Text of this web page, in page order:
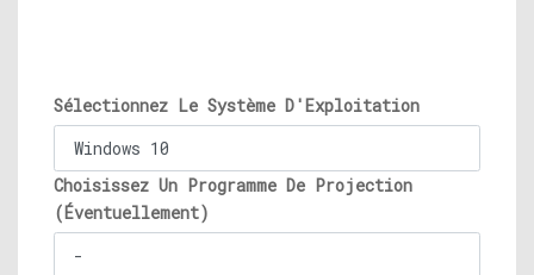
Sélectionnez Le Système D'Exploitation
Choisissez Un Programme De Projection
(Éventuellement)